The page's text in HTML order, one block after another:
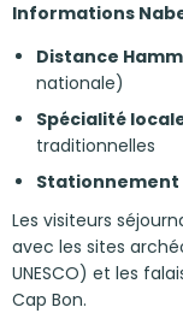
Informations
Distance
nationale)
Spécialité
traditionnelles
Stationnement
Les visiteurs
avec les sites
UNESCO) et les
Cap Bon.